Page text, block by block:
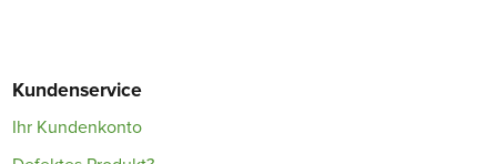
Kundenservice
Ihr Kundenkonto